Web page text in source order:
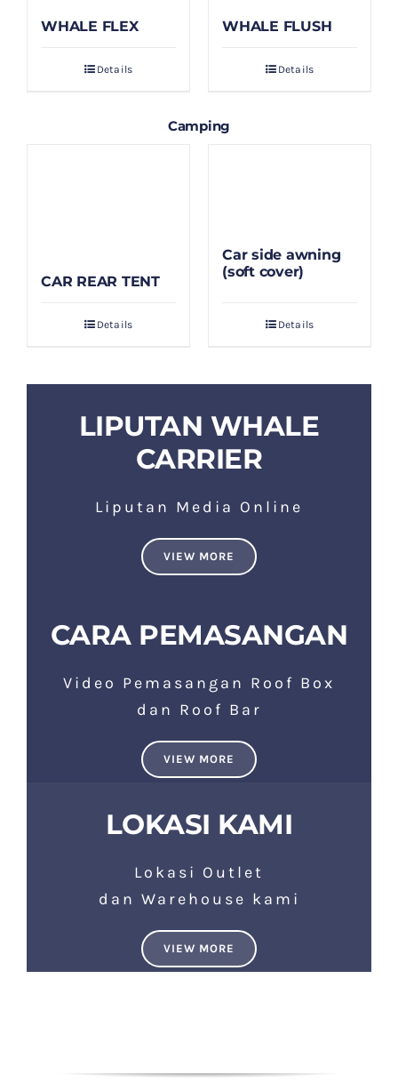
WHALE FLEX
Details
WHALE FLUSH
Details
Camping
CAR REAR TENT
Details
Car side awning
(soft cover)
Details
LIPUTAN WHALE
CARRIER
Liputan Media Online
VIEW MORE
CARA PEMASANGAN
Video Pemasangan Roof Box
dan Roof Bar
VIEW MORE
LOKASI KAMI
Lokasi Outlet
dan Warehouse kami
VIEW MORE